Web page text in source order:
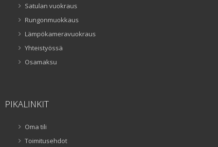
Satulan vuokraus
Rungonmuokkaus
Lämpökameravuokraus
Yhteistyössä
Osamaksu
PIKALINKIT
Oma tili
Toimitusehdot